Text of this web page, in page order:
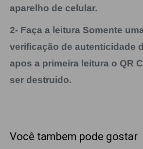
aparelho de celular.
2- Faça a leitura Somente
verificação de autenticidade
apos a primeira leitura o QR
ser destruido.
Você tambem pode gostar